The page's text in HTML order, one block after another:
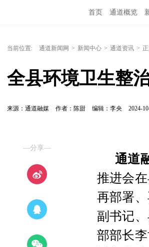
首页 通道概览
当前位置: 通道新闻网 > 新闻中心 > 通道资讯 >
全县环境卫生整
来源：通道融媒 作者：陈甜 编辑：李央 2024-
—分享—
通道
推进会
再部署
副书记
部部长